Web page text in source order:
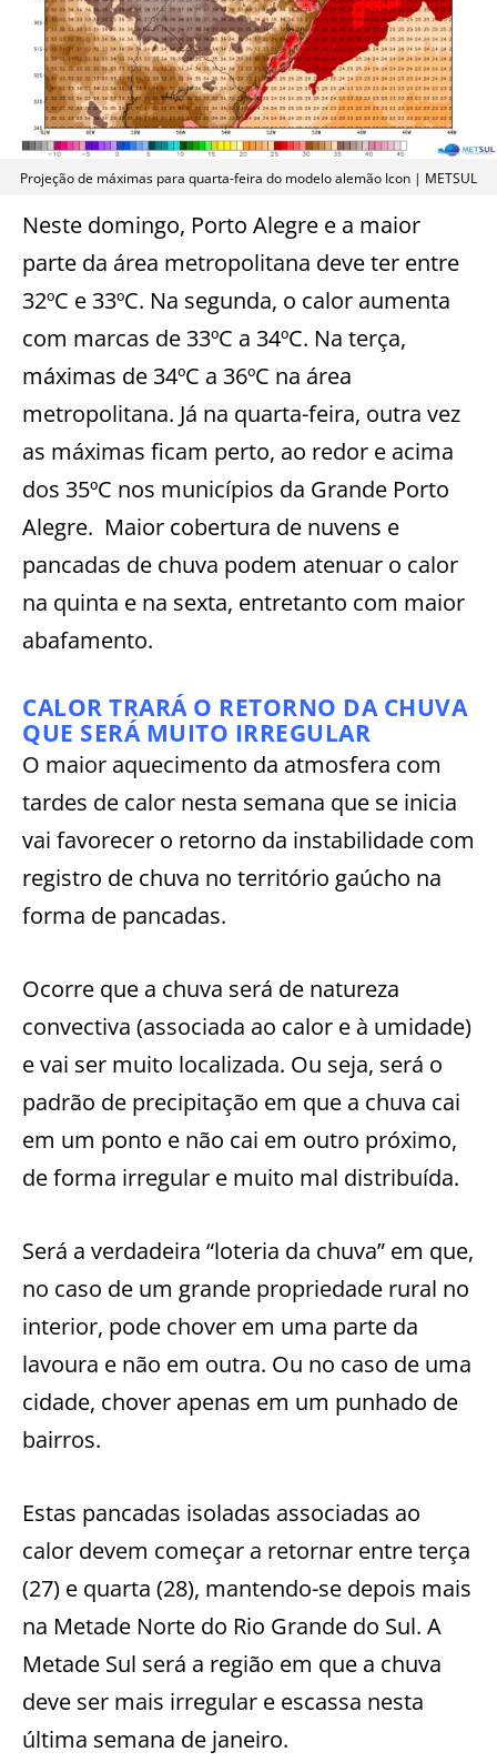
Projeção de máximas para quarta-feira do modelo alemão Icon | METSUL
Neste domingo, Porto Alegre e a maior
parte da área metropolitana deve ter entre
32ºC e 33ºC. Na segunda, o calor aumenta
com marcas de 33ºC a 34ºC. Na terça,
máximas de 34ºC a 36ºC na área
metropolitana. Já na quarta-feira, outra vez
as máximas ficam perto, ao redor e acima
dos 35ºC nos municípios da Grande Porto
Alegre. Maior cobertura de nuvens e
pancadas de chuva podem atenuar o calor
na quinta e na sexta, entretanto com maior
abafamento.
CALOR TRARÁ O RETORNO DA CHUVA
QUE SERÁ MUITO IRREGULAR
O maior aquecimento da atmosfera com
tardes de calor nesta semana que se inicia
vai favorecer o retorno da instabilidade com
registro de chuva no território gaúcho na
forma de pancadas.
Ocorre que a chuva será de natureza
convectiva (associada ao calor e à umidade)
e vai ser muito localizada. Ou seja, será o
padrão de precipitação em que a chuva cai
em um ponto e não cai em outro próximo,
de forma irregular e muito mal distribuída.
Será a verdadeira “loteria da chuva” em que,
no caso de um grande propriedade rural no
interior, pode chover em uma parte da
lavoura e não em outra. Ou no caso de uma
cidade, chover apenas em um punhado de
bairros.
Estas pancadas isoladas associadas ao
calor devem começar a retornar entre terça
(27) e quarta (28), mantendo-se depois mais
na Metade Norte do Rio Grande do Sul. A
Metade Sul será a região em que a chuva
deve ser mais irregular e escassa nesta
última semana de janeiro.